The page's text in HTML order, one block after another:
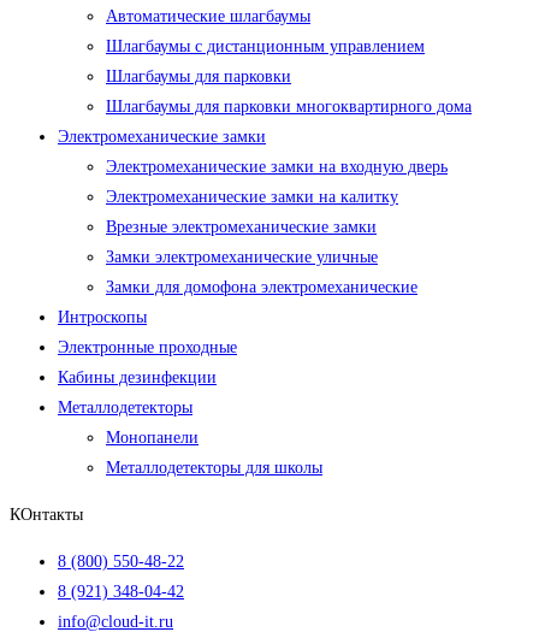
Автоматические шлагбаумы
Шлагбаумы с дистанционным управлением
Шлагбаумы для парковки
Шлагбаумы для парковки многоквартирного дома
Электромеханические замки
Электромеханические замки на входную дверь
Электромеханические замки на калитку
Врезные электромеханические замки
Замки электромеханические уличные
Замки для домофона электромеханические
Интроскопы
Электронные проходные
Кабины дезинфекции
Металлодетекторы
Монопанели
Металлодетекторы для школы
КОнтакты
8 (800) 550-48-22
8 (921) 348-04-42
info@cloud-it.ru